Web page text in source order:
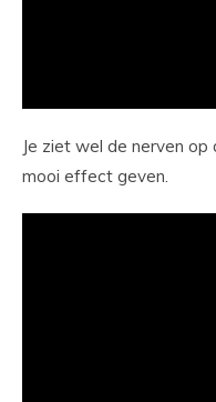
Je ziet wel de nerven
mooi effect geven.